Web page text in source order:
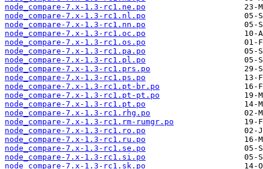
node_compare-7.x-1.3-rc1.ne.po
node_compare-7.x-1.3-rc1.nl.po
node_compare-7.x-1.3-rc1.nn.po
node_compare-7.x-1.3-rc1.oc.po
node_compare-7.x-1.3-rc1.os.po
node_compare-7.x-1.3-rc1.pa.po
node_compare-7.x-1.3-rc1.pl.po
node_compare-7.x-1.3-rc1.prs.po
node_compare-7.x-1.3-rc1.ps.po
node_compare-7.x-1.3-rc1.pt-br.po
node_compare-7.x-1.3-rc1.pt-pt.po
node_compare-7.x-1.3-rc1.pt.po
node_compare-7.x-1.3-rc1.rhg.po
node_compare-7.x-1.3-rc1.rm-rumgr.po
node_compare-7.x-1.3-rc1.ro.po
node_compare-7.x-1.3-rc1.ru.po
node_compare-7.x-1.3-rc1.se.po
node_compare-7.x-1.3-rc1.si.po
node_compare-7.x-1.3-rc1.sk.po